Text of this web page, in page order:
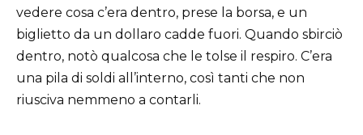
vedere cosa c’era dentro, prese la borsa, e un
biglietto da un dollaro cadde fuori. Quando sbirciò
dentro, notò qualcosa che le tolse il respiro. C’era
una pila di soldi all’interno, così tanti che non
riusciva nemmeno a contarli.